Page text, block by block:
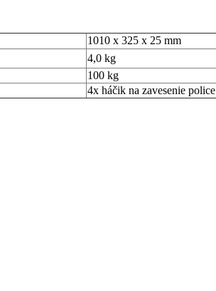
1010 x 325 x 25 mm
4,0 kg
100 kg
4x háčik na zavesenie police